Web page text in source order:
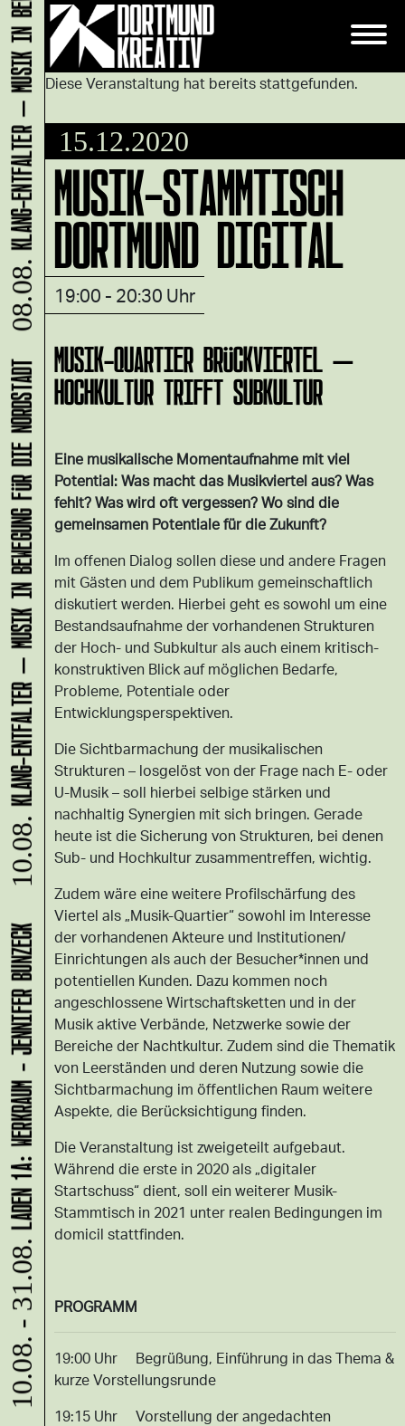
Diese Veranstaltung hat bereits stattgefunden.
15.12.2020
MUSIK-STAMMTISCH
DORTMUND DIGITAL
19:00 - 20:30 Uhr
MUSIK-QUARTIER BRÜCKVIERTEL –
HOCHKULTUR TRIFFT SUBKULTUR
Eine musikalische Momentaufnahme mit viel
Potential: Was macht das Musikviertel aus? Was
fehlt? Was wird oft vergessen? Wo sind die
gemeinsamen Potentiale für die Zukunft?
Im offenen Dialog sollen diese und andere Fragen
mit Gästen und dem Publikum gemeinschaftlich
diskutiert werden. Hierbei geht es sowohl um eine
Bestandsaufnahme der vorhandenen Strukturen
der Hoch- und Subkultur als auch einem kritisch-
konstruktiven Blick auf möglichen Bedarfe,
Probleme, Potentiale oder
Entwicklungsperspektiven.
Die Sichtbarmachung der musikalischen
Strukturen – losgelöst von der Frage nach E- oder
U-Musik – soll hierbei selbige stärken und
nachhaltig Synergien mit sich bringen. Gerade
heute ist die Sicherung von Strukturen, bei denen
Sub- und Hochkultur zusammentreffen, wichtig.
Zudem wäre eine weitere Profilschärfung des
Viertel als „Musik-Quartier“ sowohl im Interesse
der vorhandenen Akteure und Institutionen/
Einrichtungen als auch der Besucher*innen und
potentiellen Kunden. Dazu kommen noch
angeschlossene Wirtschaftsketten und in der
Musik aktive Verbände, Netzwerke sowie der
Bereiche der Nachtkultur. Zudem sind die Thematik
von Leerständen und deren Nutzung sowie die
Sichtbarmachung im öffentlichen Raum weitere
Aspekte, die Berücksichtigung finden.
Die Veranstaltung ist zweigeteilt aufgebaut.
Während die erste in 2020 als „digitaler
Startschuss“ dient, soll ein weiterer Musik-
Stammtisch in 2021 unter realen Bedingungen im
domicil stattfinden.
PROGRAMM
19:00 Uhr Begrüßung, Einführung in das Thema &
kurze Vorstellungsrunde
19:15 Uhr Vorstellung der angedachten
10.08. - 31.08.
LADEN 1A: WERKRAUM - JENNIFER BUNZECK
10.08.
KLANG-ENTFALTER – MUSIK IN BEWEGUNG FÜR DIE NORDSTADT
08.08.